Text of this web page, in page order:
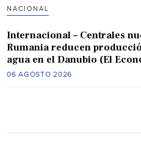
NACIONAL
Internacional – Centrales
Rumania reducen
agua en el Danubio (El
06 AGOSTO 2026